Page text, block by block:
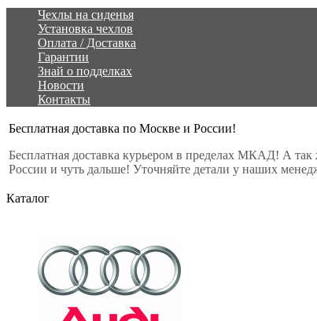
Чехлы на сиденья
Установка чехлов
Оплата / Доставка
Гарантии
Знай о подделках
Новости
Контакты
Бесплатная доставка по Москве и России!
Бесплатная доставка курьером в пределах МКАД! А
России и чуть дальше! Уточняйте детали у наших
Каталог